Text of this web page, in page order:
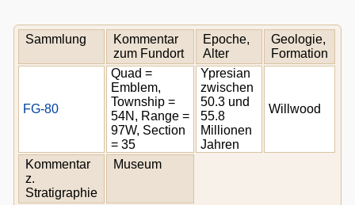
Sammlung
Kommentar
zum Fundort
Epoche,
Alter
Geologie,
Formation
FG-80
Quad =
Emblem,
Township =
54N, Range =
97W, Section
= 35
Ypresian
zwischen
50.3 und
55.8
Millionen
Jahren
Willwood
Kommentar
z.
Stratigraphie
Museum